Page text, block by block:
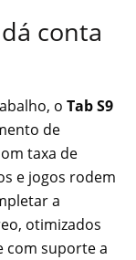
conta
o Tab S9
de
taxa de
e jogos rodem
a
otimizados
com suporte a